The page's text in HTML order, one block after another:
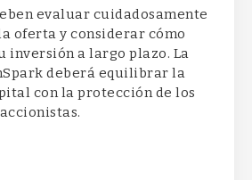
evaluar cuidadosamente
oferta y considerar cómo
inversión a largo plazo. La
deberá equilibrar la
con la protección de los